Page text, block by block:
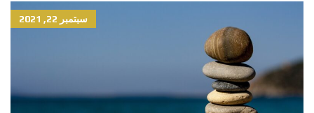
سبتمبر 22, 2021